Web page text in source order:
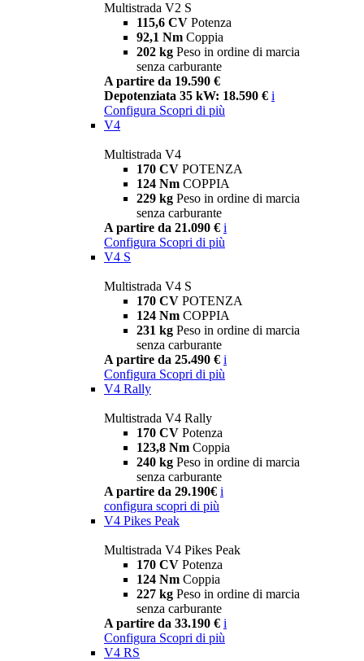
Multistrada V2 S
115,6 CV Potenza
92,1 Nm Coppia
202 kg Peso in ordine di marcia
senza carburante
A partire da 19.590 €
Depotenziata 35 kW: 18.590 € i
Configura Scopri di più
V4
Multistrada V4
170 CV POTENZA
124 Nm COPPIA
229 kg Peso in ordine di marcia
senza carburante
A partire da 21.090 € i
Configura Scopri di più
V4 S
Multistrada V4 S
170 CV POTENZA
124 Nm COPPIA
231 kg Peso in ordine di marcia
senza carburante
A partire da 25.490 € i
Configura Scopri di più
V4 Rally
Multistrada V4 Rally
170 CV Potenza
123,8 Nm Coppia
240 kg Peso in ordine di marcia
senza carburante
A partire da 29.190€ i
configura scopri di più
V4 Pikes Peak
Multistrada V4 Pikes Peak
170 CV Potenza
124 Nm Coppia
227 kg Peso in ordine di marcia
senza carburante
A partire da 33.190 € i
Configura Scopri di più
V4 RS